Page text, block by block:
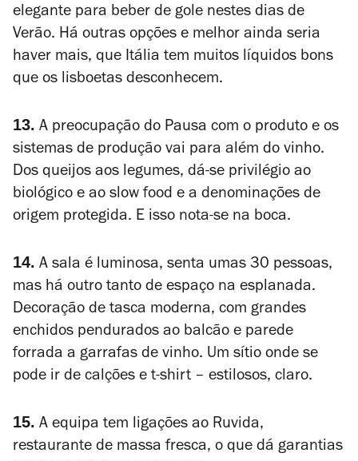
elegante para beber de gole nestes dias de
Verão. Há outras opções e melhor ainda seria
haver mais, que Itália tem muitos líquidos bons
que os lisboetas desconhecem.
13. A preocupação do Pausa com o produto e os
sistemas de produção vai para além do vinho.
Dos queijos aos legumes, dá-se privilégio ao
biológico e ao slow food e a denominações de
origem protegida. E isso nota-se na boca.
14. A sala é luminosa, senta umas 30 pessoas,
mas há outro tanto de espaço na esplanada.
Decoração de tasca moderna, com grandes
enchidos pendurados ao balcão e parede
forrada a garrafas de vinho. Um sítio onde se
pode ir de calções e t-shirt – estilosos, claro.
15. A equipa tem ligações ao Ruvida,
restaurante de massa fresca, o que dá garantias